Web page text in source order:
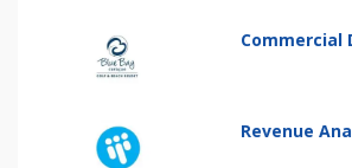
Commercial
Revenue